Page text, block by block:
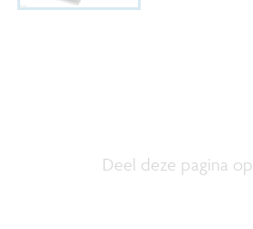
Deel deze pagina op